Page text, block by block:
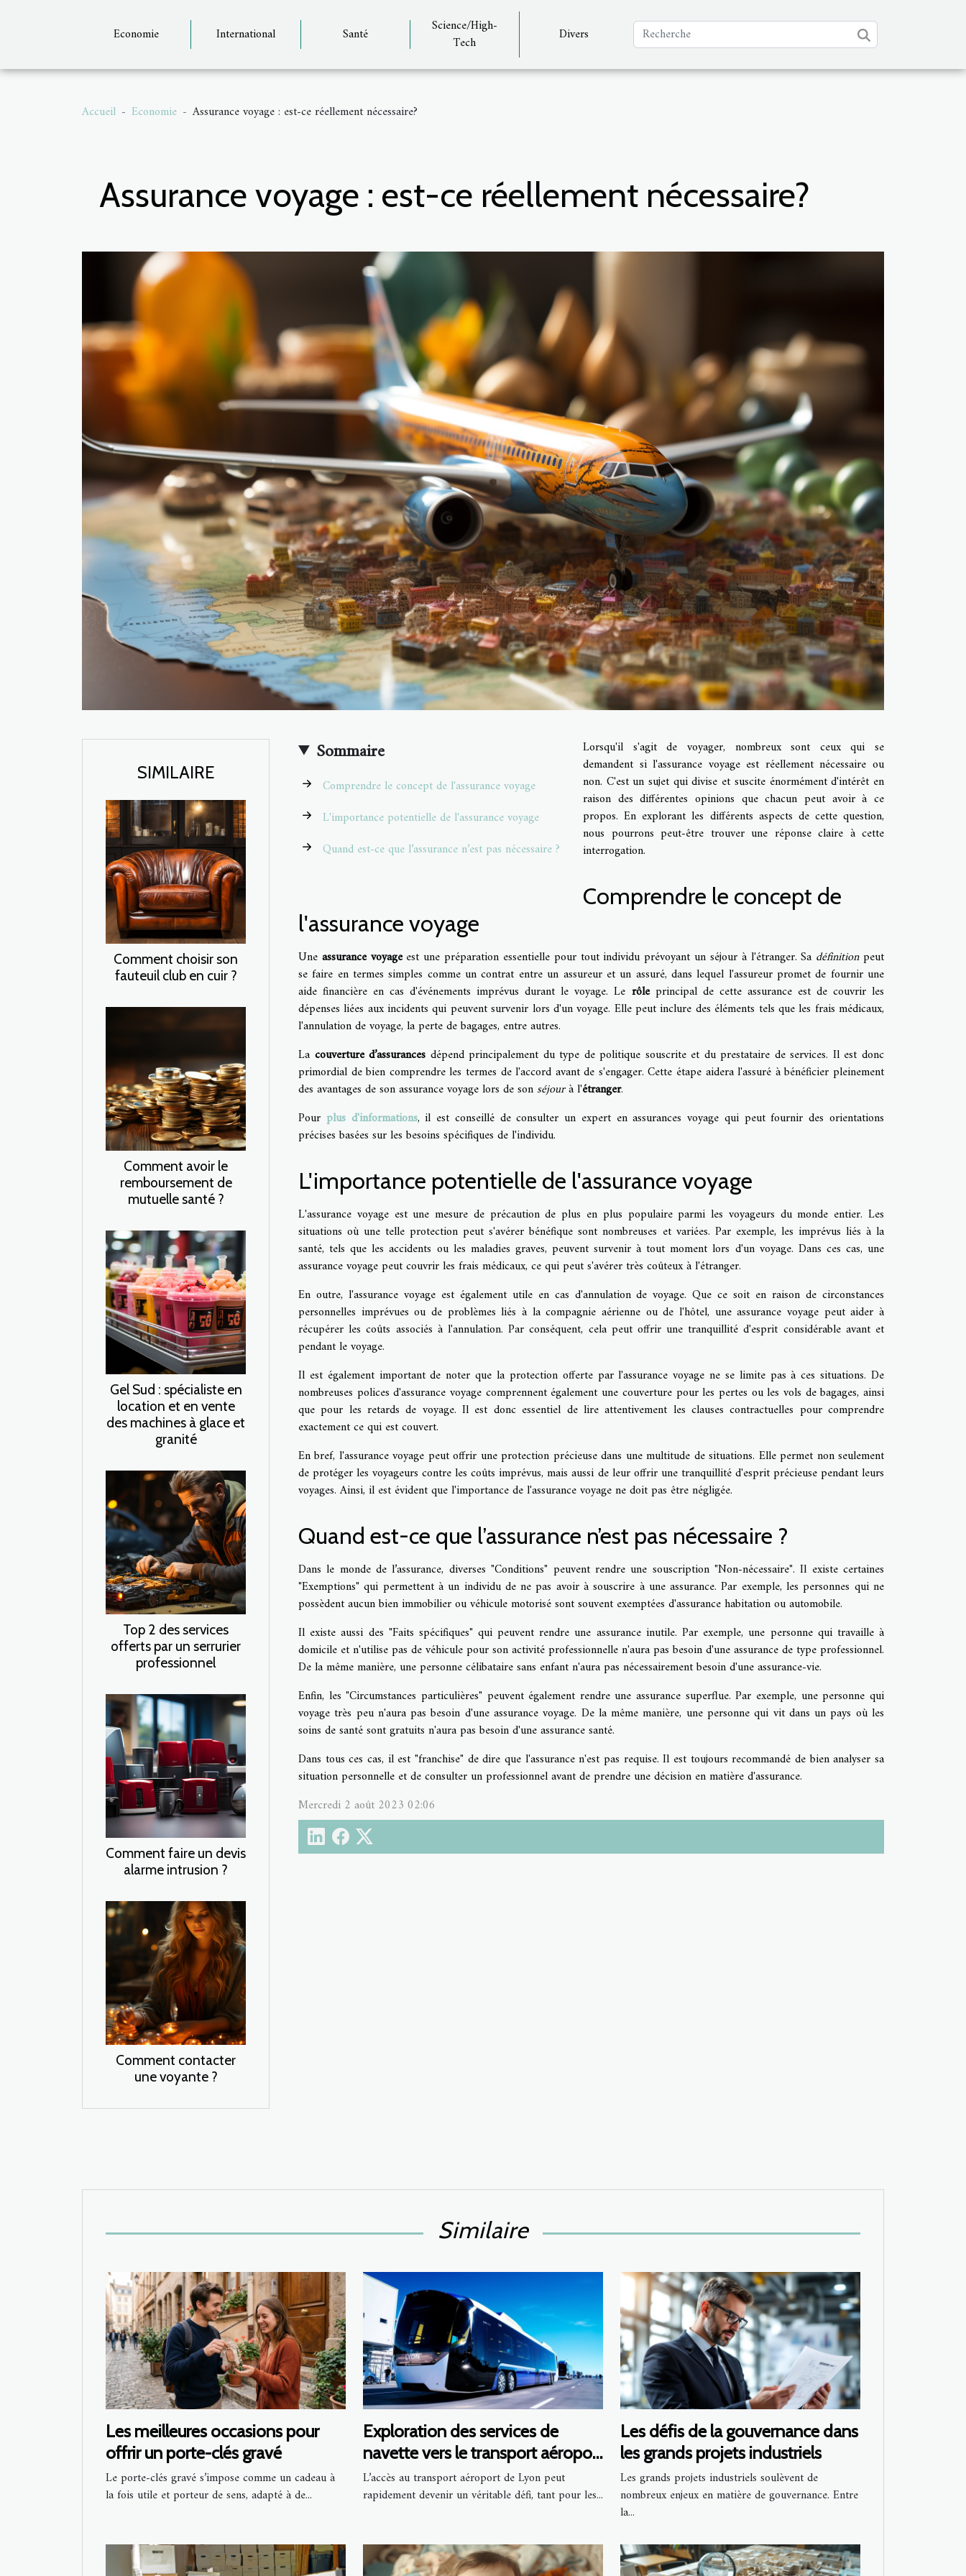
Economie International Santé
Science/High-
Tech
Divers
Accueil Economie Assurance voyage : est-ce réellement nécessaire?
Assurance voyage : est-ce réellement nécessaire?
SIMILAIRE
Comment choisir son
fauteuil club en cuir ?
Comment avoir le
remboursement de
mutuelle santé ?
Gel Sud : spécialiste en
location et en vente
des machines à glace et
granité
Top 2 des services
offerts par un serrurier
professionnel
Comment faire un devis
alarme intrusion ?
Comment contacter
une voyante ?
Sommaire
Comprendre le concept de l'assurance voyage
L'importance potentielle de l'assurance voyage
Quand est-ce que l’assurance n’est pas nécessaire ?
Lorsqu'il s'agit de voyager, nombreux sont ceux qui se
demandent si l'assurance voyage est réellement nécessaire ou
non. C'est un sujet qui divise et suscite énormément d'intérêt en
raison des différentes opinions que chacun peut avoir à ce
propos. En explorant les différents aspects de cette question,
nous pourrons peut-être trouver une réponse claire à cette
interrogation.
Comprendre le concept de
l'assurance voyage
Une assurance voyageest une préparation essentielle pour tout individu prévoyant un séjour à l'étranger. Sa définitionpeut
se faire en termes simples comme un contrat entre un assureur et un assuré, dans lequel l'assureur promet de fournir une
aide financière en cas d'événements imprévus durant le voyage. Le rôleprincipal de cette assurance est de couvrir les
dépenses liées aux incidents qui peuvent survenir lors d'un voyage. Elle peut inclure des éléments tels que les frais médicaux,
l'annulation de voyage, la perte de bagages, entre autres.
La couverture d’assurances dépend principalement du type de politique souscrite et du prestataire de services. Il est donc
primordial de bien comprendre les termes de l'accord avant de s'engager. Cette étape aidera l'assuré à bénéficier pleinement
des avantages de son assurance voyage lors de son séjourà l'étranger.
Pour plus d'informations, il est conseillé de consulter un expert en assurances voyage qui peut fournir des orientations
précises basées sur les besoins spécifiques de l'individu.
L'importance potentielle de l'assurance voyage
L'assurance voyage est une mesure de précaution de plus en plus populaire parmi les voyageurs du monde entier. Les
situations où une telle protection peut s'avérer bénéfique sont nombreuses et variées. Par exemple, les imprévus liés à la
santé, tels que les accidents ou les maladies graves, peuvent survenir à tout moment lors d'un voyage. Dans ces cas, une
assurance voyage peut couvrir les frais médicaux, ce qui peut s'avérer très coûteux à l'étranger.
En outre, l'assurance voyage est également utile en cas d'annulation de voyage. Que ce soit en raison de circonstances
personnelles imprévues ou de problèmes liés à la compagnie aérienne ou de l'hôtel, une assurance voyage peut aider à
récupérer les coûts associés à l'annulation. Par conséquent, cela peut offrir une tranquillité d'esprit considérable avant et
pendant le voyage.
Il est également important de noter que la protection offerte par l'assurance voyage ne se limite pas à ces situations. De
nombreuses polices d'assurance voyage comprennent également une couverture pour les pertes ou les vols de bagages, ainsi
que pour les retards de voyage. Il est donc essentiel de lire attentivement les clauses contractuelles pour comprendre
exactement ce qui est couvert.
En bref, l'assurance voyage peut offrir une protection précieuse dans une multitude de situations. Elle permet non seulement
de protéger les voyageurs contre les coûts imprévus, mais aussi de leur offrir une tranquillité d'esprit précieuse pendant leurs
voyages. Ainsi, il est évident que l'importance de l'assurance voyage ne doit pas être négligée.
Quand est-ce que l’assurance n’est pas nécessaire ?
Dans le monde de l’assurance, diverses "Conditions" peuvent rendre une souscription "Non-nécessaire". Il existe certaines
"Exemptions" qui permettent à un individu de ne pas avoir à souscrire à une assurance. Par exemple, les personnes qui ne
possèdent aucun bien immobilier ou véhicule motorisé sont souvent exemptées d'assurance habitation ou automobile.
Il existe aussi des "Faits spécifiques" qui peuvent rendre une assurance inutile. Par exemple, une personne qui travaille à
domicile et n'utilise pas de véhicule pour son activité professionnelle n'aura pas besoin d'une assurance de type professionnel.
De la même manière, une personne célibataire sans enfant n'aura pas nécessairement besoin d'une assurance-vie.
Enfin, les "Circumstances particulières" peuvent également rendre une assurance superflue. Par exemple, une personne qui
voyage très peu n'aura pas besoin d'une assurance voyage. De la même manière, une personne qui vit dans un pays où les
soins de santé sont gratuits n'aura pas besoin d'une assurance santé.
Dans tous ces cas, il est "franchise" de dire que l'assurance n'est pas requise. Il est toujours recommandé de bien analyser sa
situation personnelle et de consulter un professionnel avant de prendre une décision en matière d'assurance.
Mercredi 2 août 2023 02:06
Similaire
Les meilleures occasions pour
offrir un porte-clés gravé
Le porte-clés gravé s’impose comme un cadeau à
la fois utile et porteur de sens, adapté à de...
Exploration des services de
navette vers le transport aéroport
de Lyon
L’accès au transport aéroport de Lyon peut
rapidement devenir un véritable défi, tant pour les...
Les défis de la gouvernance dans
les grands projets industriels
Les grands projets industriels soulèvent de
nombreux enjeux en matière de gouvernance. Entre
la...